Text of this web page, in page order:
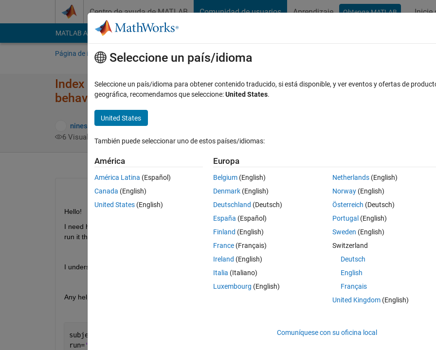
Centro de ayuda de MATLAB Comunidad de usuarios Aprendizaje Obtenga MATLAB Inicie
MATLAB Answers File Exchange Cody
Página de inicio Preguntar Examinar
Index in position 1 exceeds array bounds (must not exceed 1) --
behavior script
nines 27 Nov. 2020 1 Respuesta
6 Visualizaciones (30 días)
Abrir en MATLAB Online
Hello!
I need help with my behavior script -- I am trying to plot a .mat file that has the dimensions of ans: [2×8297 double]. When
run it through a behavior script I am getting the error  Index in position 1 exceeds array bounds (must not exceed 1).
I understand that the .mat file and its dimensions are the problem -- but how do I fix it?
Any help would be much appreciated, I have tried converting it to a txt file but haven't had any luck!
subject=
run='run01'
Seleccione un país/idioma
Seleccione un país/idioma para obtener contenido traducido, si está disponible, y ver eventos y ofertas de
geográfica, recomendamos que seleccione:United States.
United States
También puede seleccionar uno de estos países/idiomas:
América
América Latina (Español)
Canada (English)
United States (English)
Europa
Belgium (English)
Denmark (English)
Deutschland (Deutsch)
España (Español)
Finland (English)
France (Français)
Ireland (English)
Italia (Italiano)
Luxembourg (English)
Netherlands(English)
Norway(English)
Österreich (Deutsch)
Portugal (English)
Sweden (English)
Switzerland
Deutsch
English
Français
United Kingdom(English)
Comuníquese con su oficina local